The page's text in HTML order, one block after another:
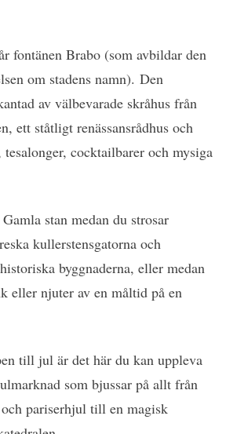
fontänen Brabo (som avbildar den
om stadens namn). Den
av välbevarade skråhus från
ett ståtligt renässansrådhus och
tesalonger, cocktailbarer och mysiga
stan medan du strosar
kullerstensgatorna och
byggnaderna, eller medan
eller njuter av en måltid på en
till jul är det här du kan uppleva
som bjussar på allt från
pariserhjul till en magisk